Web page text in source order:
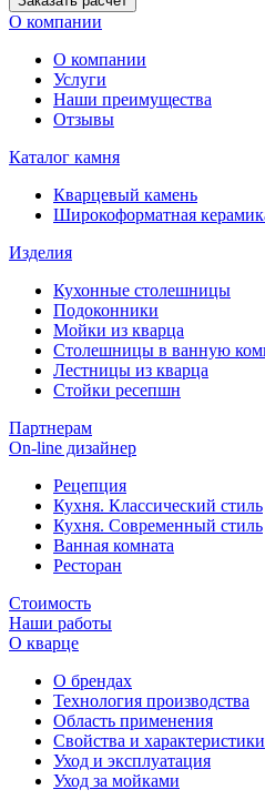
О компании
О компании
Услуги
Наши преимущества
Отзывы
Каталог камня
Кварцевый камень
Широкоформатная
Изделия
Кухонные столешницы
Подоконники
Мойки из кварца
Столешницы в ванную
Лестницы из кварца
Стойки ресепшн
Партнерам
On-line дизайнер
Рецепция
Кухня. Классический стиль
Кухня. Современный стиль
Ванная комната
Ресторан
Стоимость
Наши работы
О кварце
О брендах
Технология производства
Область применения
Свойства и характеристики
Уход и эксплуатация
Уход за мойками